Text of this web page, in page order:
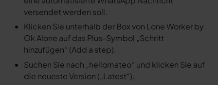
versendet werden soll.
Klicken Sie unterhalb der Box von Lone Worker by
Ok Alone auf das Plus-Symbol „Schritt
hinzufügen“ (Add a step).
Suchen Sie nach „hellomateo“ und klicken Sie auf
die neueste Version („Latest“).